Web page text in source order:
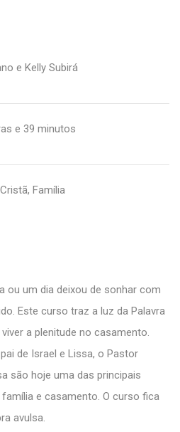
e Kelly Subirá
e 39 minutos
Família
ou um dia deixou de sonhar com
Este curso traz a luz da Palavra
a plenitude no casamento.
de Israel e Lissa, o Pastor
são hoje uma das principais
e casamento. O curso fica
avulsa.